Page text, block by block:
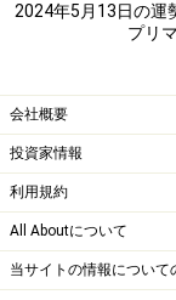
6位：みず
れ）
2024年5月13日の運
プリ
会社概要
投資家情報
利用規約
All Aboutについて
当サイトの情報について